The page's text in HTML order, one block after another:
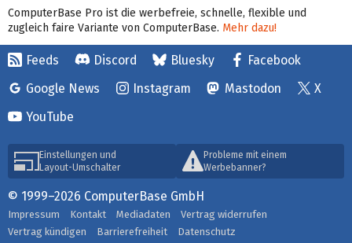
ComputerBase Pro ist die werbefreie, schnelle, flexible und
zugleich faire Variante von ComputerBase. Mehr dazu!
Feeds Discord Bluesky
Facebook
Google News
Instagram Mastodon
X
YouTube
Einstellungen und
Layout-Umschalter
Probleme mit einem
Werbebanner?
© 1999–2026 ComputerBase GmbH
Impressum Kontakt Mediadaten
Vertrag widerrufen
Vertrag kündigen
Barrierefreiheit Datenschutz